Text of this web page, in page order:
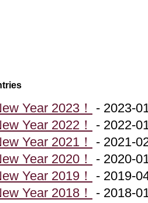
Year 2023！
- 2023-
Year 2022！
- 2022-
Year 2021！
- 2021-
Year 2020！
- 2020-
Year 2019！
- 2019-
Year 2018！
- 2018-